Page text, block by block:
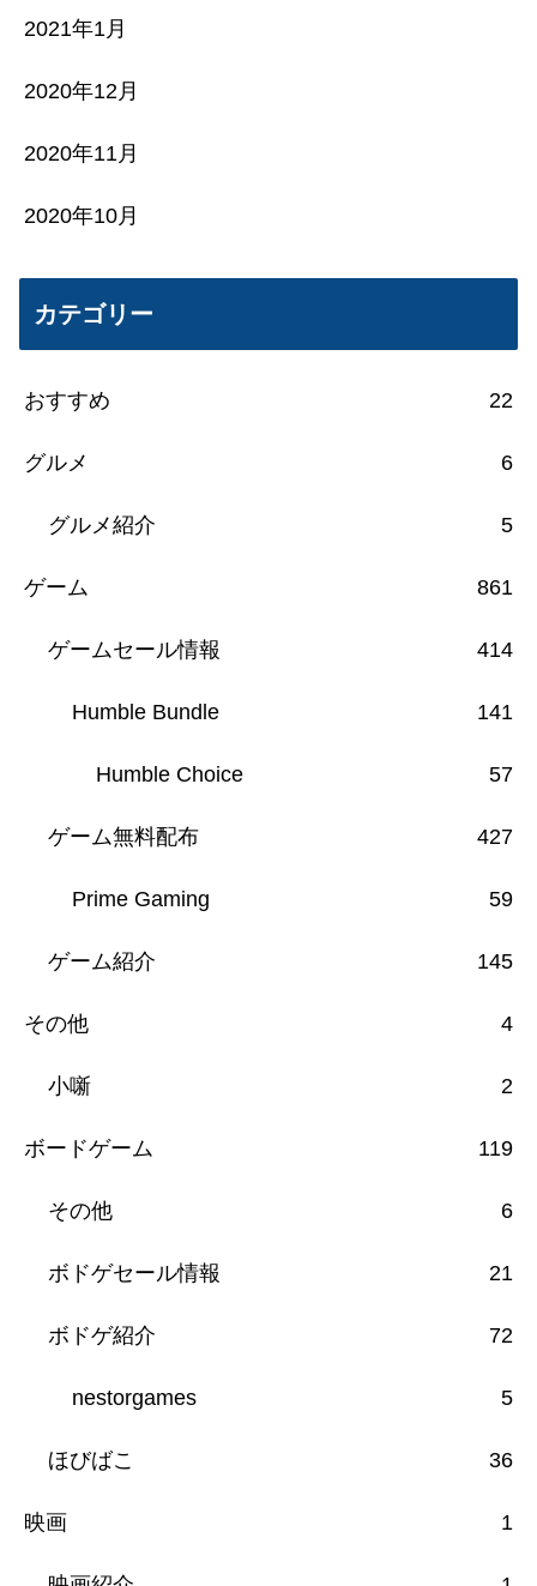
2021年1月
2020年12月
2020年11月
2020年10月
カテゴリー
おすすめ 22
グルメ 6
グルメ紹介 5
ゲーム 861
ゲームセール情報 414
Humble Bundle 141
Humble Choice 57
ゲーム無料配布 427
Prime Gaming 59
ゲーム紹介 145
その他 4
小噺 2
ボードゲーム 119
その他 6
ボドゲセール情報 21
ボドゲ紹介 72
nestorgames 5
ほびばこ 36
映画 1